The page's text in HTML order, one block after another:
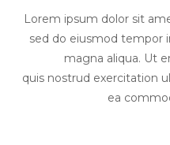
Lorem ipsum dolor sit
sed do eiusmod tempor
magna aliqua. Ut
quis nostrud exercitation
ea